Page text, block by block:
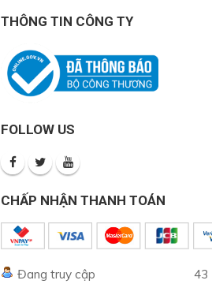
THÔNG TIN CÔNG TY
FOLLOW US
CHẤP NHẬN THANH TOÁN
Đang truy cập
43